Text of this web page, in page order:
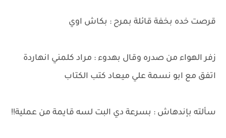
قرصت خده بخفة قائلة بمرح : بكاش اوي
زفر الهواء من صدره وقال بهدوء : مراد كلمني انهاردة
اتفق مع ابو نسمة علي ميعاد كتب الكتاب
سألته بإندهاش : بسرعة دي البت لسه قايمة من عملية!!